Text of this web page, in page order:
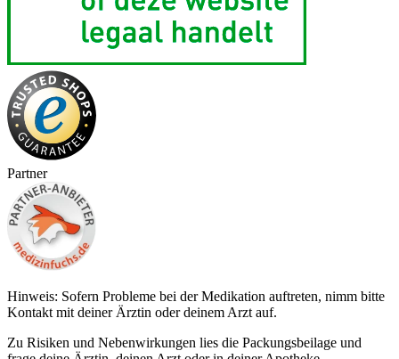
Partner
Hinweis: Sofern Probleme bei der Medikation auftreten, nimm bitte
Kontakt mit deiner Ärztin oder deinem Arzt auf.
Zu Risiken und Nebenwirkungen lies die Packungsbeilage und